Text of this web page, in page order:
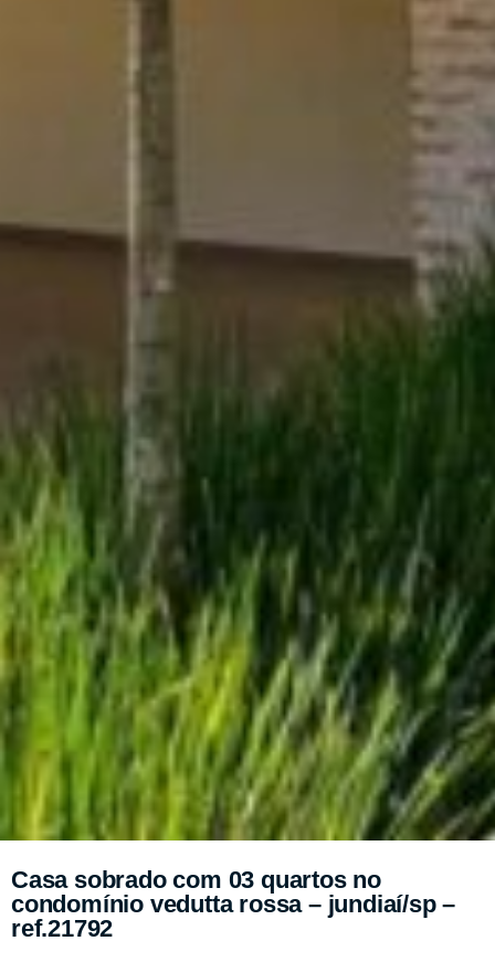
Casa sobrado com 03 quartos no
condomínio vedutta rossa – jundiaí/sp –
ref.21792